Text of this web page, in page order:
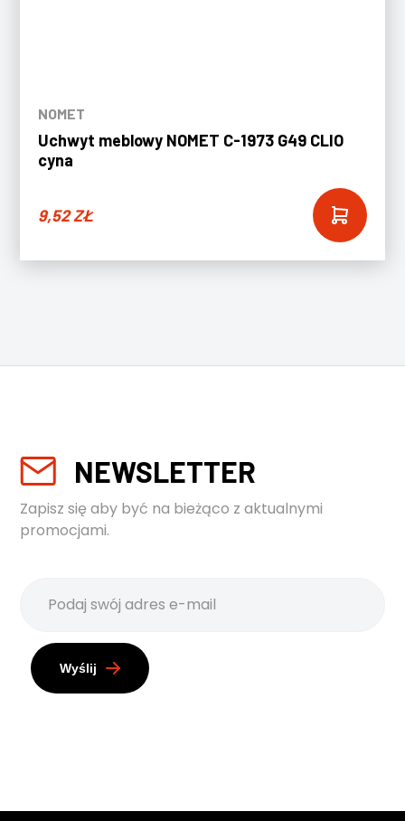
NOMET
Uchwyt meblowy NOMET C-1973 G49 CLIO
cyna
9,52ZŁ
NEWSLETTER
Zapisz się aby być na bieżąco z aktualnymi
promocjami.
Wyślij